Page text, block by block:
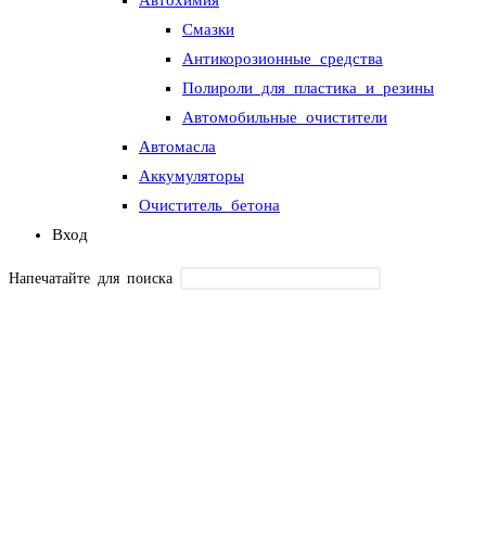
Смазки
Антикорозионные средства
Полироли для пластика и резины
Автомобильные очистители
Автомасла
Аккумуляторы
Очиститель бетона
Вход
Напечатайте для поиска